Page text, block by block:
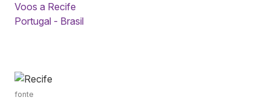
Voos a Recife
Portugal - Brasil
fonte